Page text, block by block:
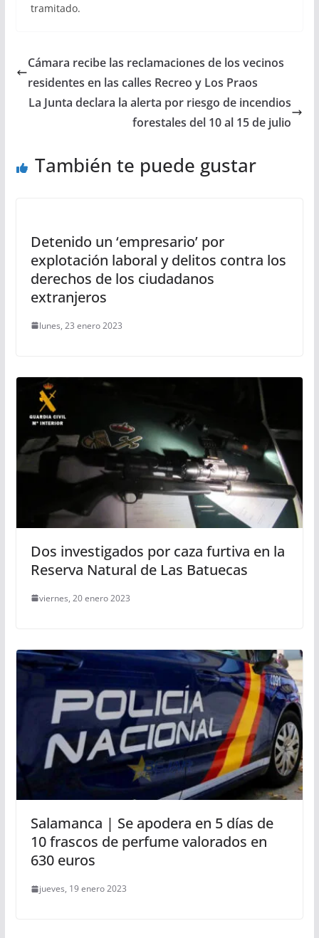
tramitado.
Cámara recibe las reclamaciones de los vecinos
residentes en las calles Recreo y Los Praos
La Junta declara la alerta por riesgo de incendios
forestales del 10 al 15 de julio
También te puede gustar
Detenido un ‘empresario’ por
explotación laboral y delitos contra los
derechos de los ciudadanos
extranjeros
lunes, 23 enero 2023
Dos investigados por caza furtiva en la
Reserva Natural de Las Batuecas
viernes, 20 enero 2023
Salamanca | Se apodera en 5 días de
10 frascos de perfume valorados en
630 euros
jueves, 19 enero 2023